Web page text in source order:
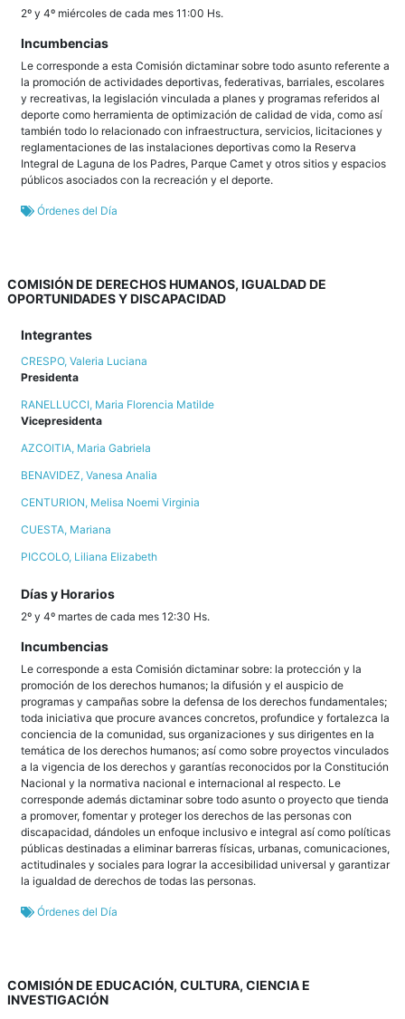
2º y 4º miércoles de cada mes 11:00 Hs.
Incumbencias
Le corresponde a esta Comisión dictaminar sobre todo asunto referente a
la promoción de actividades deportivas, federativas, barriales, escolares
y recreativas, la legislación vinculada a planes y programas referidos al
deporte como herramienta de optimización de calidad de vida, como así
también todo lo relacionado con infraestructura, servicios, licitaciones y
reglamentaciones de las instalaciones deportivas como la Reserva
Integral de Laguna de los Padres, Parque Camet y otros sitios y espacios
públicos asociados con la recreación y el deporte.
Órdenes del Día
COMISIÓN DE DERECHOS HUMANOS, IGUALDAD DE
OPORTUNIDADES Y DISCAPACIDAD
Integrantes
CRESPO, Valeria Luciana
Presidenta
RANELLUCCI, Maria Florencia Matilde
Vicepresidenta
AZCOITIA, Maria Gabriela
BENAVIDEZ, Vanesa Analia
CENTURION, Melisa Noemi Virginia
CUESTA, Mariana
PICCOLO, Liliana Elizabeth
Días y Horarios
2º y 4º martes de cada mes 12:30 Hs.
Incumbencias
Le corresponde a esta Comisión dictaminar sobre: la protección y la
promoción de los derechos humanos; la difusión y el auspicio de
programas y campañas sobre la defensa de los derechos fundamentales;
toda iniciativa que procure avances concretos, profundice y fortalezca la
conciencia de la comunidad, sus organizaciones y sus dirigentes en la
temática de los derechos humanos; así como sobre proyectos vinculados
a la vigencia de los derechos y garantías reconocidos por la Constitución
Nacional y la normativa nacional e internacional al respecto. Le
corresponde además dictaminar sobre todo asunto o proyecto que tienda
a promover, fomentar y proteger los derechos de las personas con
discapacidad, dándoles un enfoque inclusivo e integral así como políticas
públicas destinadas a eliminar barreras físicas, urbanas, comunicaciones,
actitudinales y sociales para lograr la accesibilidad universal y garantizar
la igualdad de derechos de todas las personas.
Órdenes del Día
COMISIÓN DE EDUCACIÓN, CULTURA, CIENCIA E
INVESTIGACIÓN